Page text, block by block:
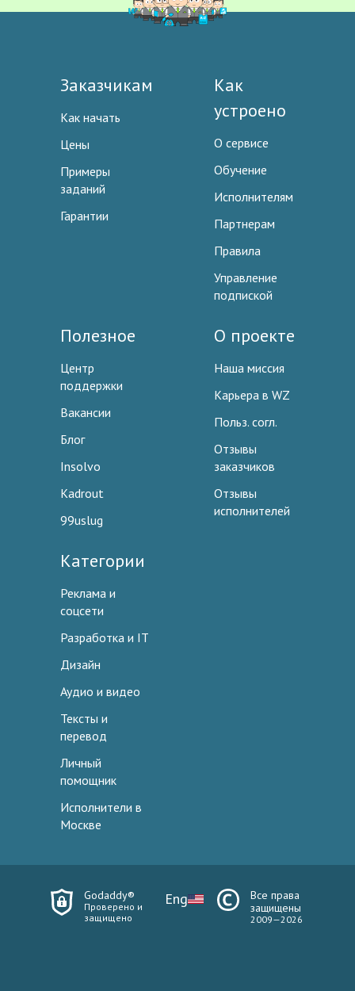
Заказчикам
Как начать
Цены
Примеры
заданий
Гарантии
Как
устроено
О сервисе
Обучение
Исполнителям
Партнерам
Правила
Управление
подпиской
Полезное
Центр
поддержки
Вакансии
Блог
Insolvo
Kadrout
99uslug
О проекте
Наша миссия
Карьера в WZ
Польз. согл.
Отзывы
заказчиков
Отзывы
исполнителей
Категории
Реклама и
соцсети
Разработка и IT
Дизайн
Аудио и видео
Тексты и
перевод
Личный
помощник
Исполнители в
Москве
Godaddy®
Проверено и
защищено
Eng
Все права
защищены
2009—2026